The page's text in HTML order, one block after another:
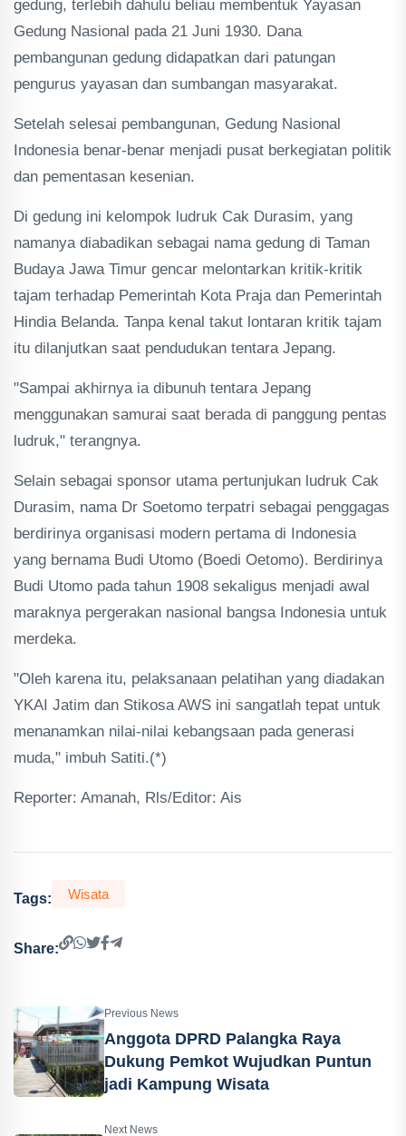
gedung, terlebih dahulu beliau membentuk Yayasan
Gedung Nasional pada 21 Juni 1930. Dana
pembangunan gedung didapatkan dari patungan
pengurus yayasan dan sumbangan masyarakat.
Setelah selesai pembangunan, Gedung Nasional
Indonesia benar-benar menjadi pusat berkegiatan politik
dan pementasan kesenian.
Di gedung ini kelompok ludruk Cak Durasim, yang
namanya diabadikan sebagai nama gedung di Taman
Budaya Jawa Timur gencar melontarkan kritik-kritik
tajam terhadap Pemerintah Kota Praja dan Pemerintah
Hindia Belanda. Tanpa kenal takut lontaran kritik tajam
itu dilanjutkan saat pendudukan tentara Jepang.
"Sampai akhirnya ia dibunuh tentara Jepang
menggunakan samurai saat berada di panggung pentas
ludruk," terangnya.
Selain sebagai sponsor utama pertunjukan ludruk Cak
Durasim, nama Dr Soetomo terpatri sebagai penggagas
berdirinya organisasi modern pertama di Indonesia
yang bernama Budi Utomo (Boedi Oetomo). Berdirinya
Budi Utomo pada tahun 1908 sekaligus menjadi awal
maraknya pergerakan nasional bangsa Indonesia untuk
merdeka.
"Oleh karena itu, pelaksanaan pelatihan yang diadakan
YKAI Jatim dan Stikosa AWS ini sangatlah tepat untuk
menanamkan nilai-nilai kebangsaan pada generasi
muda," imbuh Satiti.(*)
Reporter: Amanah, Rls/Editor: Ais
Tags: Wisata
Share:
Previous News
Anggota DPRD Palangka Raya
Dukung Pemkot Wujudkan Puntun
jadi Kampung Wisata
Next News